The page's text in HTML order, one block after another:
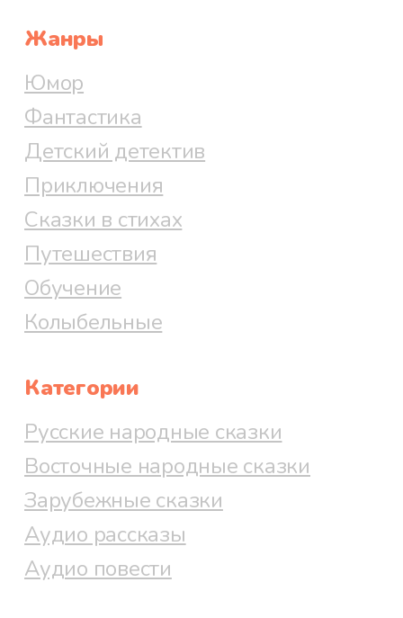
Файл 68
Файл 69
Файл 70
Файл 72
Жанры
Юмор
Фантастика
Детский детектив
Приключения
Сказки в стихах
Путешествия
Обучение
Колыбельные
Категории
Русские народные сказки
Восточные народные сказки
Зарубежные сказки
Аудио рассказы
Аудио повести